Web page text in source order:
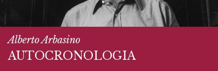
Alberto Arbasino
AUTOCRONOLOGIA